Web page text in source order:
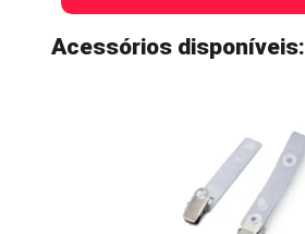
Acessórios disponíveis: